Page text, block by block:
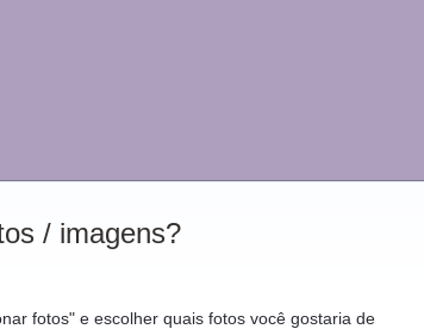
/ imagens?
fotos" e escolher quais fotos você gostaria de